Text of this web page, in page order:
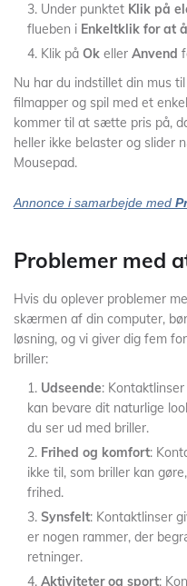
Under punktet Klik på
flueben i Enkeltklik for at
Klik på Ok eller Anvend
Nu har du indstillet din mus
filmapper og spil med et
kommer til at sætte pris på,
heller ikke belaster og slider
Mousepad.
Annonce i samarbejde med
Problemer med
Hvis du oplever problemer
skærmen af din computer,
løsning, og vi giver dig fem
briller:
Udseende:
kan bevare dit naturlige
du ser ud med briller.
Frihed og komfort:
ikke til, som briller kan
frihed.
Synsfelt: Kontaktlinser
er nogen rammer, der
retninger.
Aktiviteter og sport: